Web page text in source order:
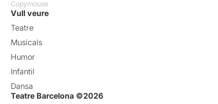
Copymouse
Vull veure
Teatre
Musicals
Humor
Infantil
Dansa
Teatre Barcelona ©2026